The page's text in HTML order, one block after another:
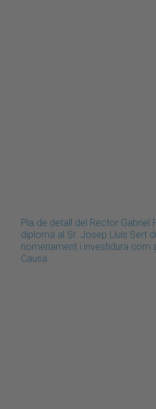
Pla de detall del Rector Gabriel
diploma al Sr. Josep Lluís Sert
nomenament i investidura com
Causa